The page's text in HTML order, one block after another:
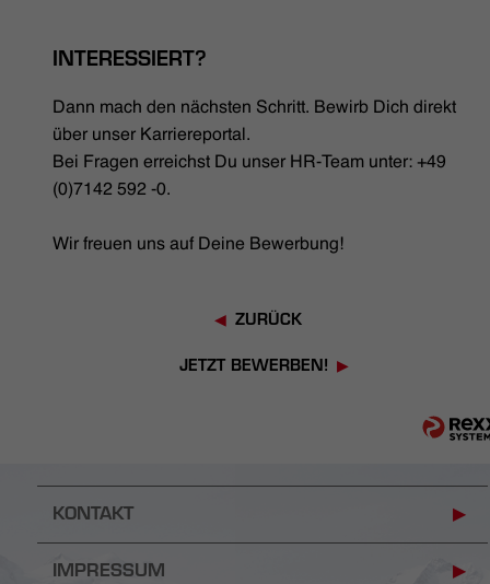
INTERESSIERT?
Dann mach den nächsten Schritt. Bewirb Dich direkt
über unser Karriereportal.
Bei Fragen erreichst Du unser HR-Team unter: +49
(0)7142 592 -0.
Wir freuen uns auf Deine Bewerbung!
ZURÜCK
JETZT BEWERBEN!
KONTAKT
IMPRESSUM